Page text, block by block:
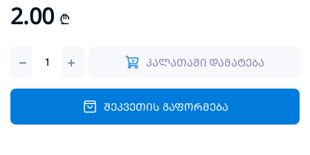
2.00 ₾
50მმ
Deli
კალათაში დამატება
შეკვეთის გაფორმება